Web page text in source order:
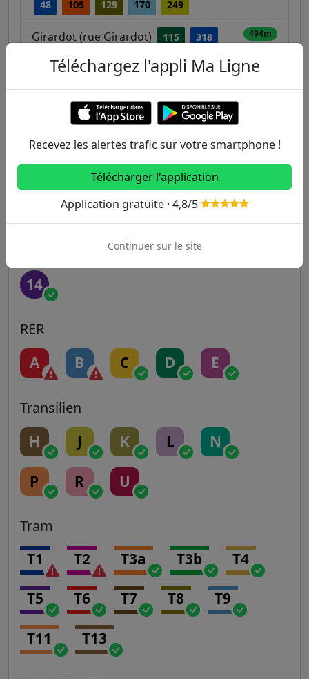
48 105 129 170 249
Girardot (rue Girardot) 115 318 494m
Autres lignes
1 2 3 3B 4
6 7 7B 8
11 12
14
RER
A B C D E
Transilien
H J K L N
P R U
Tram
T1 T2 T3a T3b T4
T5 T6 T7 T8 T9
T11 T13
Téléchargez l'appli Ma Ligne
Recevez les alertes trafic sur votre smartphone !
Télécharger l'application
Application gratuite · 4,8/5
Continuer sur le site